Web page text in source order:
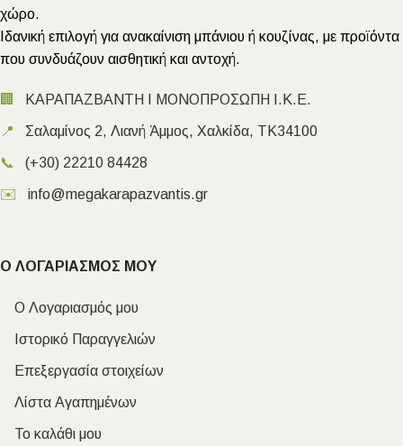
χώρο.
Ιδανική επιλογή για ανακαίνιση μπάνιου ή κουζίνας, με προϊόντα
που συνδυάζουν αισθητική και αντοχή.
🏢 ΚΑΡΑΠΑΖΒΑΝΤΗ Ι ΜΟΝΟΠΡΟΣΩΠΗ Ι.Κ.Ε.
📍 Σαλαμίνος 2, Λιανή Άμμος, Χαλκίδα, ΤΚ34100
📞 (+30) 22210 84428
✉️ info@megakarapazvantis.gr
Ο ΛΟΓΑΡΙΑΣΜΟΣ ΜΟΥ
Ο Λογαριασμός μου
Ιστορικό Παραγγελιών
Επεξεργασία στοιχείων
Λίστα Αγαπημένων
Το καλάθι μου